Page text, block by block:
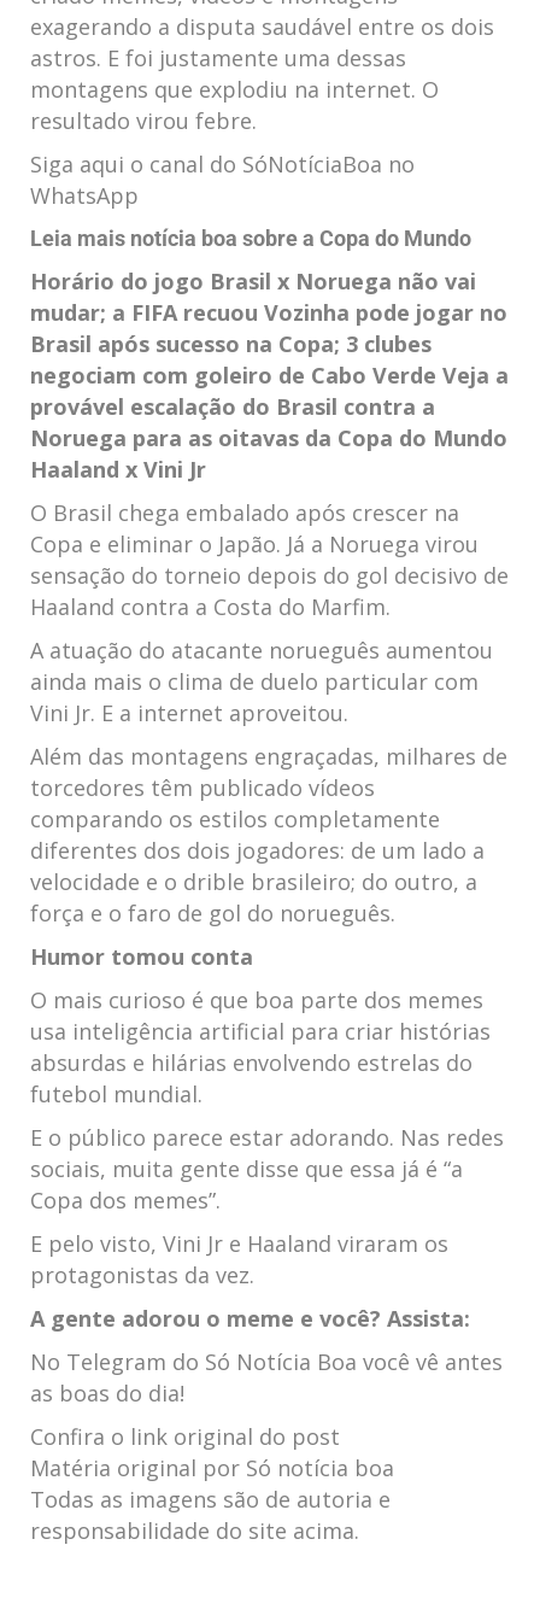
exagerando a disputa saudável entre os dois
astros. E foi justamente uma dessas
montagens que explodiu na internet. O
resultado virou febre.
Siga aqui o canal do SóNotíciaBoa no
WhatsApp
Leia mais notícia boa sobre a Copa do Mundo
Horário do jogo Brasil x Noruega não vai
mudar; a FIFA recuou Vozinha pode jogar no
Brasil após sucesso na Copa; 3 clubes
negociam com goleiro de Cabo Verde Veja a
provável escalação do Brasil contra a
Noruega para as oitavas da Copa do Mundo
Haaland x Vini Jr
O Brasil chega embalado após crescer na
Copa e eliminar o Japão. Já a Noruega virou
sensação do torneio depois do gol decisivo de
Haaland contra a Costa do Marfim.
A atuação do atacante norueguês aumentou
ainda mais o clima de duelo particular com
Vini Jr. E a internet aproveitou.
Além das montagens engraçadas, milhares de
torcedores têm publicado vídeos
comparando os estilos completamente
diferentes dos dois jogadores: de um lado a
velocidade e o drible brasileiro; do outro, a
força e o faro de gol do norueguês.
Humor tomou conta
O mais curioso é que boa parte dos memes
usa inteligência artificial para criar histórias
absurdas e hilárias envolvendo estrelas do
futebol mundial.
E o público parece estar adorando. Nas redes
sociais, muita gente disse que essa já é “a
Copa dos memes”.
E pelo visto, Vini Jr e Haaland viraram os
protagonistas da vez.
A gente adorou o meme e você? Assista:
No Telegram do Só Notícia Boa você vê antes
as boas do dia!
Confira o link original do post
Matéria original por Só notícia boa
Todas as imagens são de autoria e
responsabilidade do site acima.